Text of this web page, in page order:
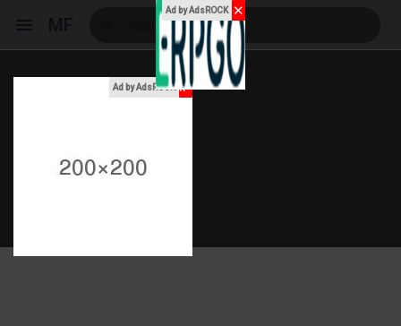
My Events
Ad by AdsROCK x
Ad by AdsROCK ✕